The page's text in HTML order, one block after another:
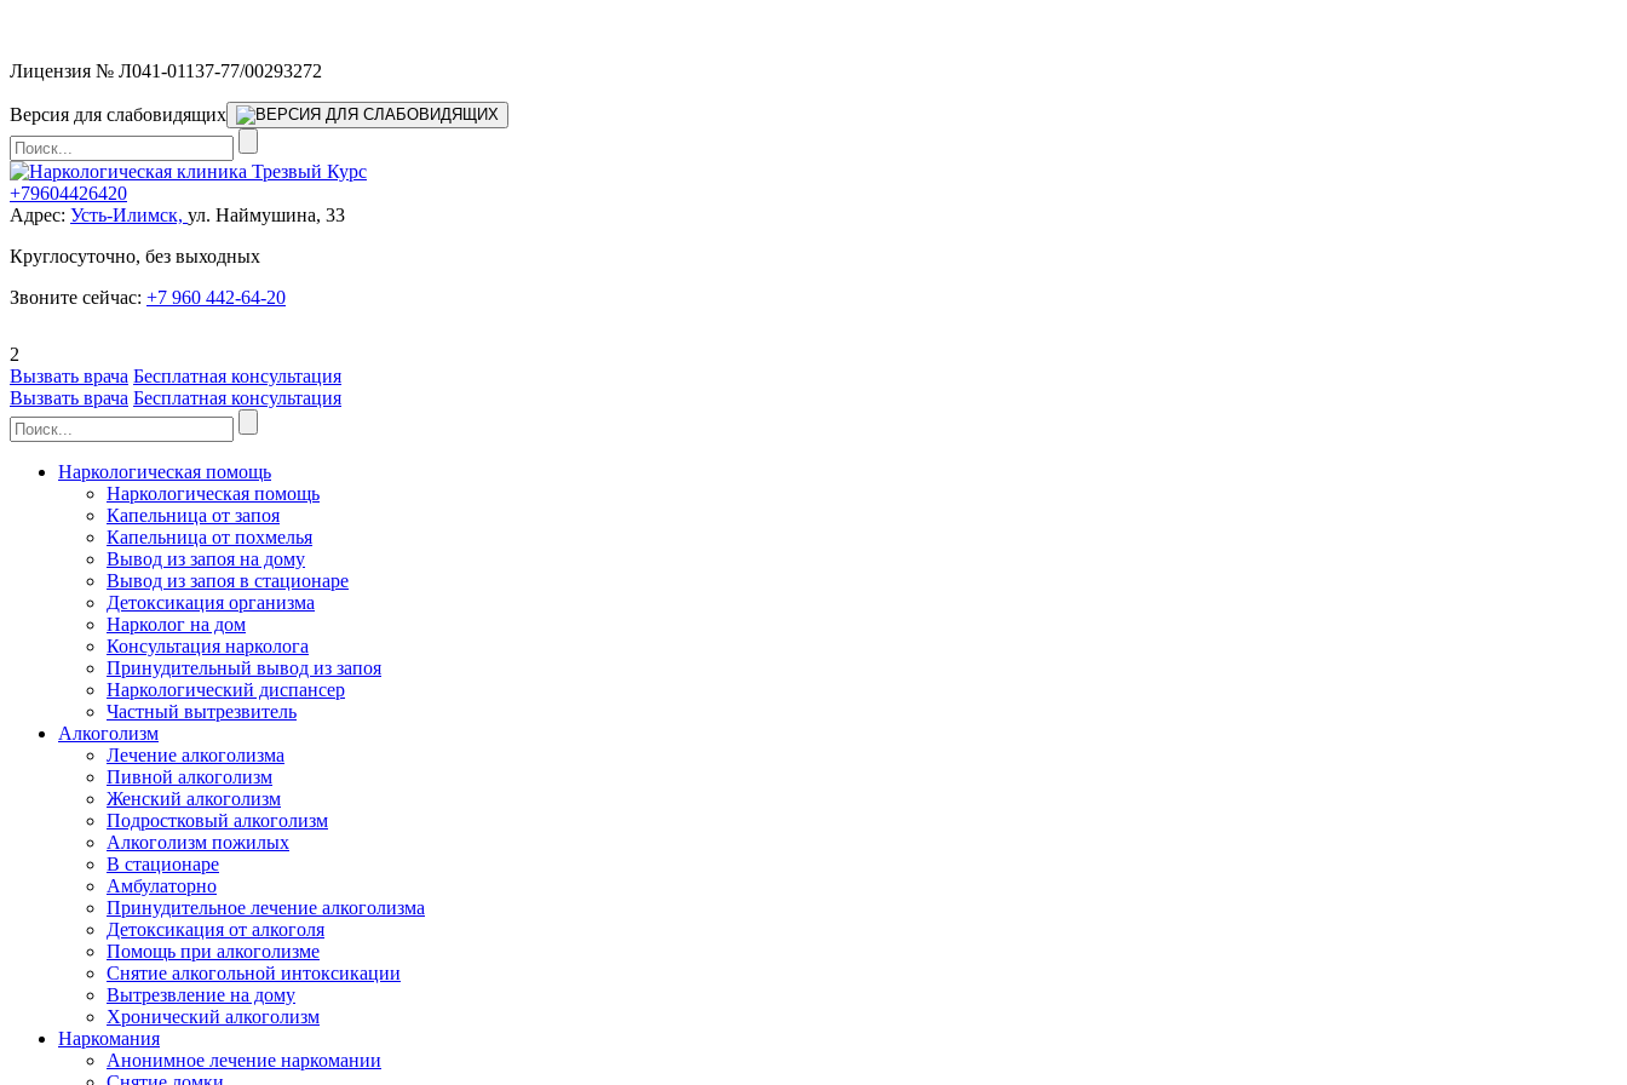
Лицензия № Л041-01137-77/00293272
Версия для слабовидящих
+79604426420
Адрес: Усть-Илимск, ул. Наймушина, 33
Круглосуточно, без выходных
Звоните сейчас: +7 960 442-64-20
2
Вызвать врача Бесплатная консультация
Вызвать врача Бесплатная консультация
Наркологическая помощь
Наркологическая помощь
Капельница от запоя
Капельница от похмелья
Вывод из запоя на дому
Вывод из запоя в стационаре
Детоксикация организма
Нарколог на дом
Консультация нарколога
Принудительный вывод из запоя
Наркологический диспансер
Частный вытрезвитель
Алкоголизм
Лечение алкоголизма
Пивной алкоголизм
Женский алкоголизм
Подростковый алкоголизм
Алкоголизм пожилых
В стационаре
Амбулаторно
Принудительное лечение алкоголизма
Детоксикация от алкоголя
Помощь при алкоголизме
Снятие алкогольной интоксикации
Вытрезвление на дому
Хронический алкоголизм
Наркомания
Анонимное лечение наркомании